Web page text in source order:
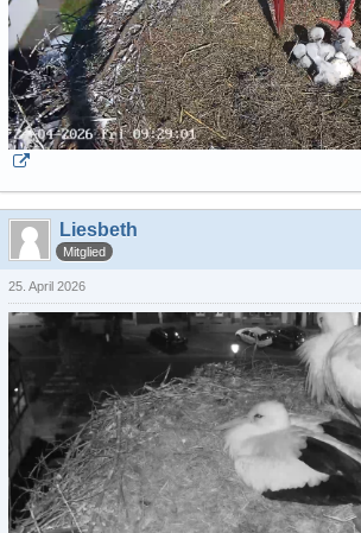
Liesbeth
Mitglied
25. April 2026